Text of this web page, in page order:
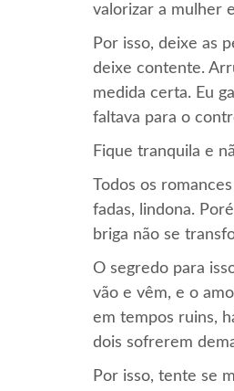
valorizar a mulher
Por isso, deixe as
deixe contente.
medida certa. Eu
faltava para o
Fique tranquila e
Todos os
fadas, lindona.
briga não se
O segredo para
vão e vêm, e o
em tempos ruins,
dois sofrerem
Por isso, tente se